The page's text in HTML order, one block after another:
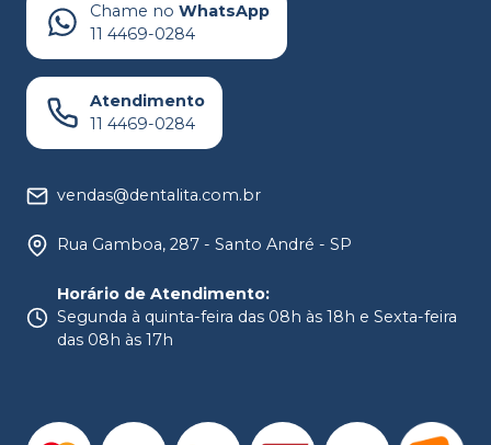
Chame no WhatsApp
11 4469-0284
Atendimento
11 4469-0284
vendas@dentalita.com.br
Rua Gamboa, 287 - Santo André - SP
Horário de Atendimento:
Segunda à quinta-feira das 08h às 18h e Sexta-feira
das 08h às 17h